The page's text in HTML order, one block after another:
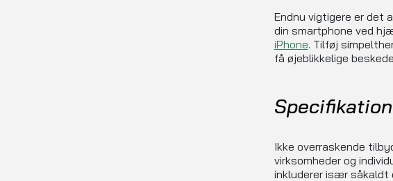
Endnu vigtigere er det
din smartphone ved
iPhone. Tilføj
få øjeblikkelige
Ikke overraskende
virksomheder og
inkluderer især såkaldt